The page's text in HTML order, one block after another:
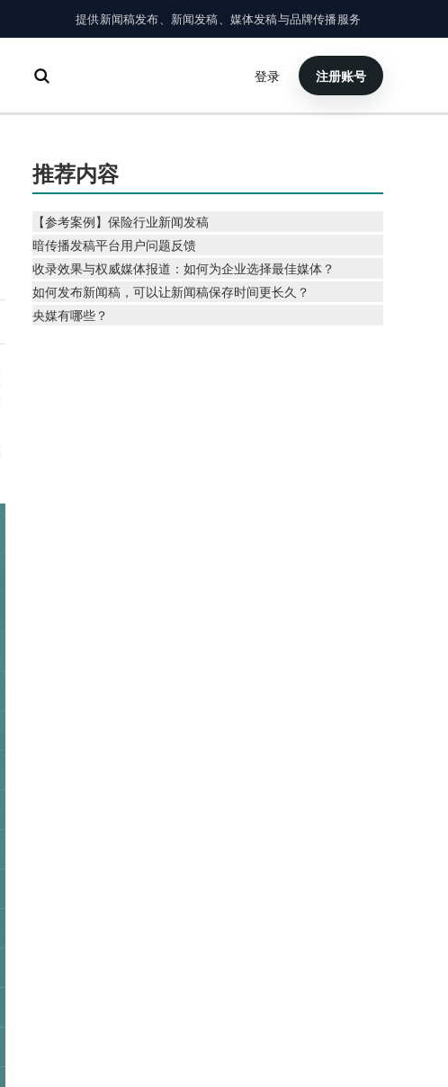
提供新闻稿发布、新闻发稿、媒体发稿与品牌传播服务
登录 注册账号
推荐内容
【参考案例】保险行业新闻发稿
暗传播发稿平台用户问题反馈
收录效果与权威媒体报道：如何为企业选择最佳媒体？
如何发布新闻稿，可以让新闻稿保存时间更长久？
央媒有哪些？